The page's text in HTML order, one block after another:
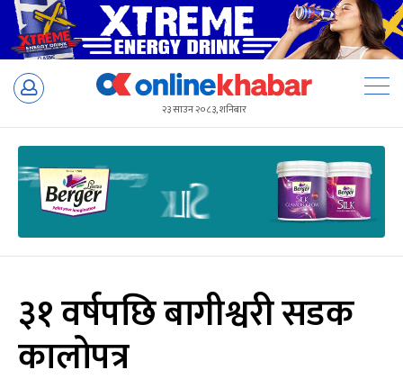
Skip
२३ साउन २०८३, शनिबार
३१ वर्षपछि बागीश्वरी सडक
कालोपत्र